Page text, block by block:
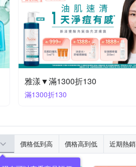
韓國熱銷醫美品牌全館3折起
滿99享84折
價格低到高 價格高到低 近期熱銷